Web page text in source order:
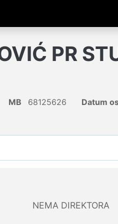
PR
MB 68125626 Datum
NEMA DIREKTORA